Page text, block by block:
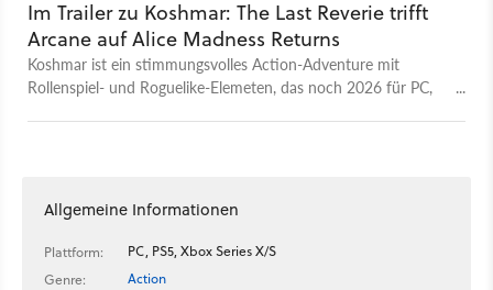
Im Trailer zu Koshmar: The Last Reverie trifft
Arcane auf Alice Madness Returns
Koshmar ist ein stimmungsvolles Action-Adventure mit
Rollenspiel- und Roguelike-Elemeten, das noch 2026 für PC,
Entscheidungen.
Allgemeine Informationen
Plattform:
PC, PS5, Xbox Series X/S
Genre:
Action